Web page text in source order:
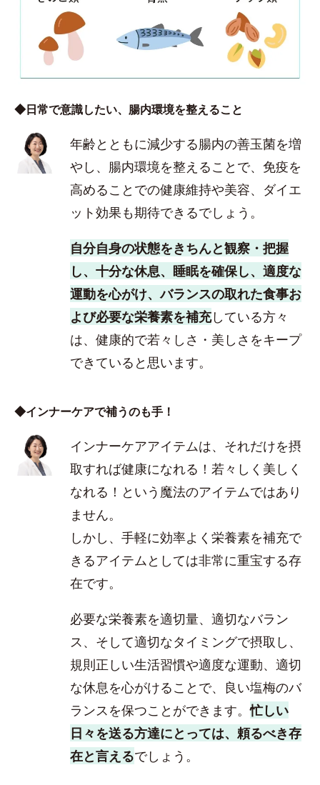
◆日常で意識したい、腸内環境を整えること
年齢とともに減少する腸内の善玉菌を増
やし、腸内環境を整えることで、免疫を
高めることでの健康維持や美容、ダイエ
ット効果も期待できるでしょう。
自分自身の状態をきちんと観察・把握
し、十分な休息、睡眠を確保し、適度な
運動を心がけ、バランスの取れた食事お
よび必要な栄養素を補充している方々
は、健康的で若々しさ・美しさをキープ
できていると思います。
◆インナーケアで補うのも手！
インナーケアアイテムは、それだけを摂
取すれば健康になれる！若々しく美しく
なれる！という魔法のアイテムではあり
ません。
しかし、手軽に効率よく栄養素を補充で
きるアイテムとしては非常に重宝する存
在です。
必要な栄養素を適切量、適切なバラン
ス、そして適切なタイミングで摂取し、
規則正しい生活習慣や適度な運動、適切
な休息を心がけることで、良い塩梅のバ
ランスを保つことができます。忙しい
日々を送る方達にとっては、頼るべき存
在と言えるでしょう。